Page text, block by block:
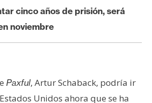
cinco años de prisión, será
noviembre
Paxful, Artur Schaback, podría ir
Unidos ahora que se ha